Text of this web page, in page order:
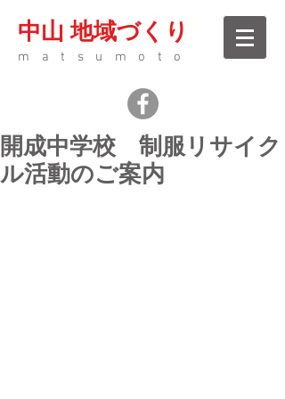
中山 地域づくり
matsumoto
開成中学校 制服リサイク
ル活動のご案内